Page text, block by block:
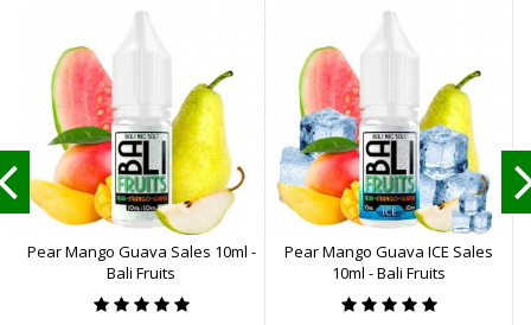
Pear Mango Guava Sales 10ml -
Bali Fruits
Pear Mango Guava ICE Sales
10ml - Bali Fruits